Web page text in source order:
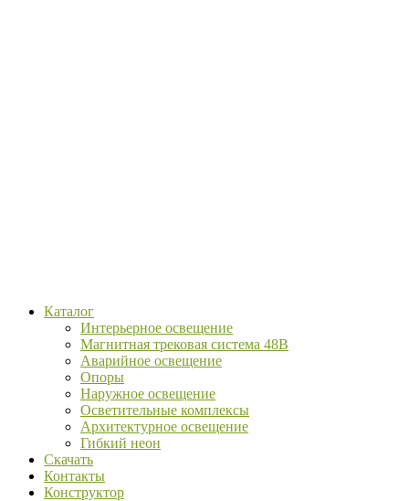
Каталог
Интерьерное освещение
Магнитная трековая система 48В
Аварийное освещение
Опоры
Наружное освещение
Осветительные комплексы
Архитектурное освещение
Гибкий неон
Скачать
Контакты
Конструктор